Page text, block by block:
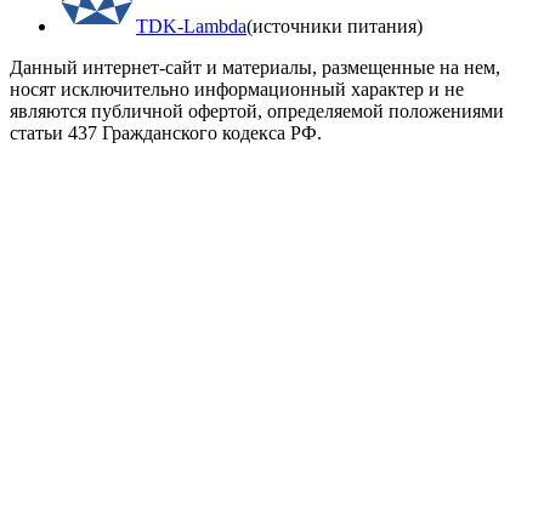
TDK-Lambda(источники питания)
Данный интернет-сайт и материалы, размещенные на нем,
носят исключительно информационный характер и не
являются публичной офертой, определяемой положениями
статьи 437 Гражданского кодекса РФ.